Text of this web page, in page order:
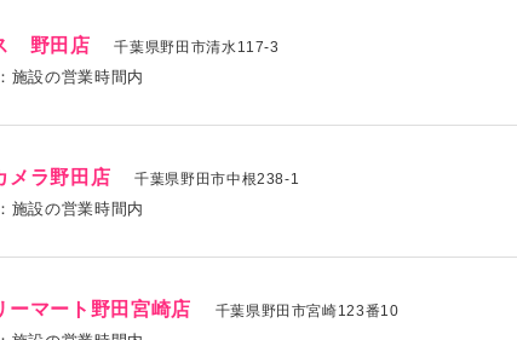
野田店 千葉県野田市清水117-3
施設の営業時間内
メラ野田店 千葉県野田市中根238-1
施設の営業時間内
ーマート野田宮崎店 千葉県野田市宮崎123番10